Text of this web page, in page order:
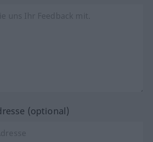
(optional)